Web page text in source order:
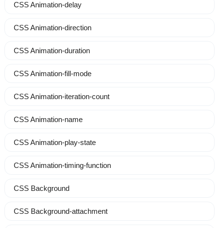
CSS Animation-delay
CSS Animation-direction
CSS Animation-duration
CSS Animation-fill-mode
CSS Animation-iteration-count
CSS Animation-name
CSS Animation-play-state
CSS Animation-timing-function
CSS Background
CSS Background-attachment